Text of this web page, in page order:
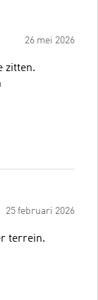
26 mei 2026
zitten.
25 februari 2026
terrein.